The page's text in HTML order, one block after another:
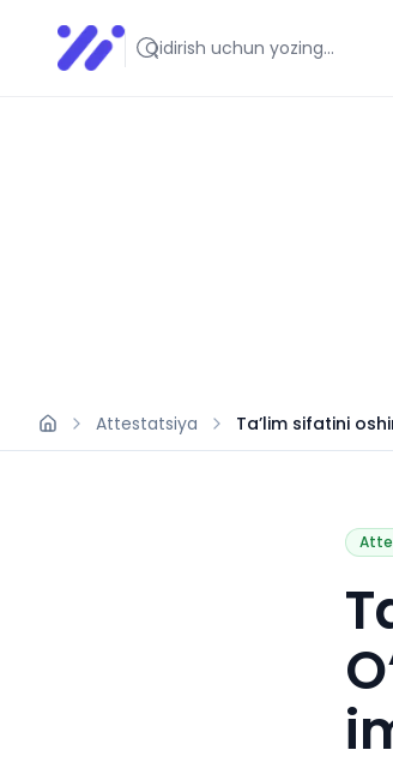
Infoedu
Ta&#039;lim xabarlari va yangiliklari
Attestatsiya Ta’lim sifatini